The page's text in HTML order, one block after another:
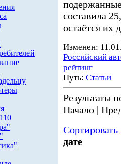
составила
остаётся их
Изменен:
Российский
рейтинг
Путь: Статьи
Результаты
Начало |
дате